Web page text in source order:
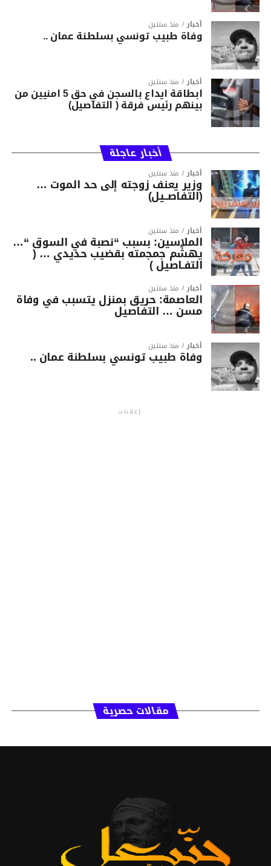
أخبار منذ سنتين
وفاة طبيب تونسي بسلطنة عمان ..
أخبار منذ سنتين
ابطاقة ايداع بالسجن في حق 5 امنيين من
بينهم رئيس فرقة ( التفاصيل)
أخبار عاجلة
أخبار منذ سنتين
وزير يعنف زوجته إلى حد الموت …
(التفاصــيل)
أخبار منذ سنتين
الملاسين: بسبب “نصبة في السوق “…
يهشّم جمجمته بقضيب حديدي … (
التفـاصيل )
أخبار منذ سنتين
العاصمة: حريق بمنزل يتسبب في وفاة
مسن … التفاصيل
أخبار منذ سنتين
وفاة طبيب تونسي بسلطنة عمان ..
إعلانات
مقالات حصرية